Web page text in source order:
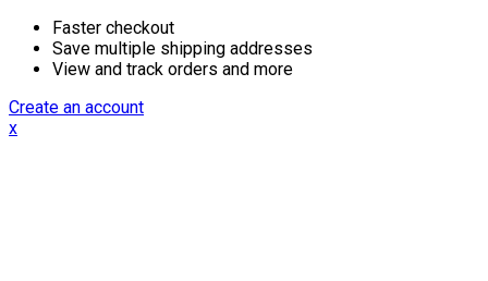
Faster checkout
Save multiple shipping addresses
View and track orders and more
Create an account
x